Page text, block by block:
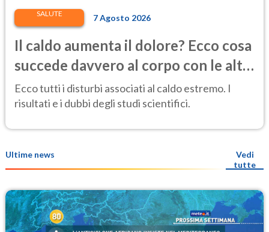
SALUTE 7 Agosto 2026
Il caldo aumenta il dolore? Ecco cosa
succede davvero al corpo con le alte
temperature
Ecco tutti i disturbi associati al caldo estremo. I
risultati e i dubbi degli studi scientifici.
Ultime news
Vedi
tutte